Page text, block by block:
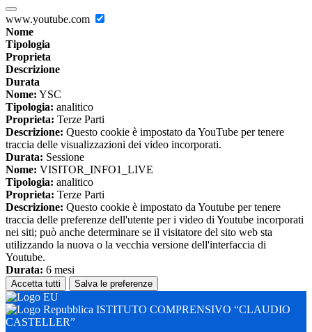
www.youtube.com
Nome
Tipologia
Proprieta
Descrizione
Durata
Nome: YSC
Tipologia: analitico
Proprieta: Terze Parti
Descrizione: Questo cookie è impostato da YouTube per tenere
traccia delle visualizzazioni dei video incorporati.
Durata: Sessione
Nome: VISITOR_INFO1_LIVE
Tipologia: analitico
Proprieta: Terze Parti
Descrizione: Questo cookie è impostato da Youtube per tenere
traccia delle preferenze dell'utente per i video di Youtube incorporati
nei siti; può anche determinare se il visitatore del sito web sta
utilizzando la nuova o la vecchia versione dell'interfaccia di
Youtube.
Durata: 6 mesi
Accetta tutti Salva le preferenze
ISTITUTO COMPRENSIVO “CLAUDIO
CASTELLER”